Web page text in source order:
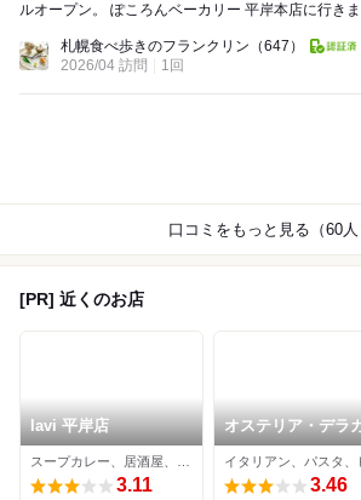
ルオープン。 ぽころんベーカリー 平岸本店に行きました。 創業20年の節
札幌食べ歩きのフランクリン （647）
2026/04 訪問
1回
口コミをもっと見る（60人
[PR] 近くのお店
lavi 平岸店
3.11
オステリア・デラ
サ
イタリアン、パスタ、
3.46